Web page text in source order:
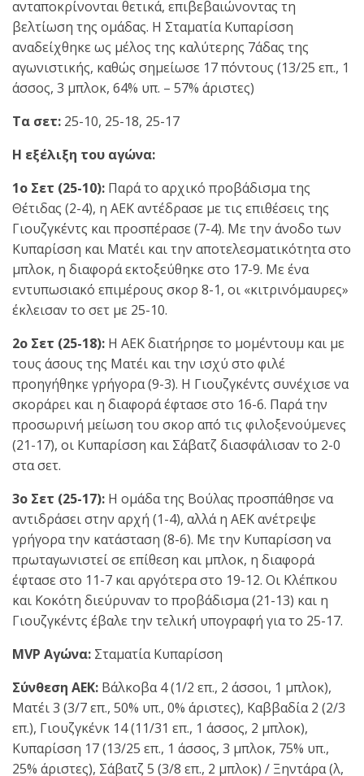
ανταποκρίνονται θετικά, επιβεβαιώνοντας τη
βελτίωση της ομάδας. Η Σταματία Κυπαρίσση
αναδείχθηκε ως μέλος της καλύτερης 7άδας της
αγωνιστικής, καθώς σημείωσε 17 πόντους (13/25 επ., 1
άσσος, 3 μπλοκ, 64% υπ. – 57% άριστες)
Τα σετ: 25-10, 25-18, 25-17
Η εξέλιξη του αγώνα:
1ο Σετ (25-10): Παρά το αρχικό προβάδισμα της
Θέτιδας (2-4), η ΑΕΚ αντέδρασε με τις επιθέσεις της
Γιουζγκέντς και προσπέρασε (7-4). Με την άνοδο των
Κυπαρίσση και Ματέι και την αποτελεσματικότητα στο
μπλοκ, η διαφορά εκτοξεύθηκε στο 17-9. Με ένα
εντυπωσιακό επιμέρους σκορ 8-1, οι «κιτρινόμαυρες»
έκλεισαν το σετ με 25-10.
2ο Σετ (25-18): Η ΑΕΚ διατήρησε το μομέντουμ και με
τους άσους της Ματέι και την ισχύ στο φιλέ
προηγήθηκε γρήγορα (9-3). Η Γιουζγκέντς συνέχισε να
σκοράρει και η διαφορά έφτασε στο 16-6. Παρά την
προσωρινή μείωση του σκορ από τις φιλοξενούμενες
(21-17), οι Κυπαρίσση και Σάβατζ διασφάλισαν το 2-0
στα σετ.
3ο Σετ (25-17): Η ομάδα της Βούλας προσπάθησε να
αντιδράσει στην αρχή (1-4), αλλά η ΑΕΚ ανέτρεψε
γρήγορα την κατάσταση (8-6). Με την Κυπαρίσση να
πρωταγωνιστεί σε επίθεση και μπλοκ, η διαφορά
έφτασε στο 11-7 και αργότερα στο 19-12. Οι Κλέπκου
και Κοκότη διεύρυναν το προβάδισμα (21-13) και η
Γιουζγκέντς έβαλε την τελική υπογραφή για το 25-17.
MVP Αγώνα: Σταματία Κυπαρίσση
Σύνθεση ΑΕΚ: Βάλκοβα 4 (1/2 επ., 2 άσσοι, 1 μπλοκ),
Ματέι 3 (3/7 επ., 50% υπ., 0% άριστες), Καββαδία 2 (2/3
επ.), Γιουζγκένκ 14 (11/31 επ., 1 άσσος, 2 μπλοκ),
Κυπαρίσση 17 (13/25 επ., 1 άσσος, 3 μπλοκ, 75% υπ.,
25% άριστες), Σάβατζ 5 (3/8 επ., 2 μπλοκ) / Ξηντάρα (λ,